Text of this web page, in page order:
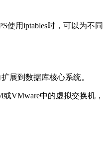
使用iptables时，可以为不同
展到数据库核心系统。
或VMware中的虚拟交换机，